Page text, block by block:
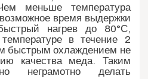
меньше температура
время выдержки
нагрев до 80°С,
в течение 2
быстрым охлаждением не
качества меда. Таким
неграмотно делать